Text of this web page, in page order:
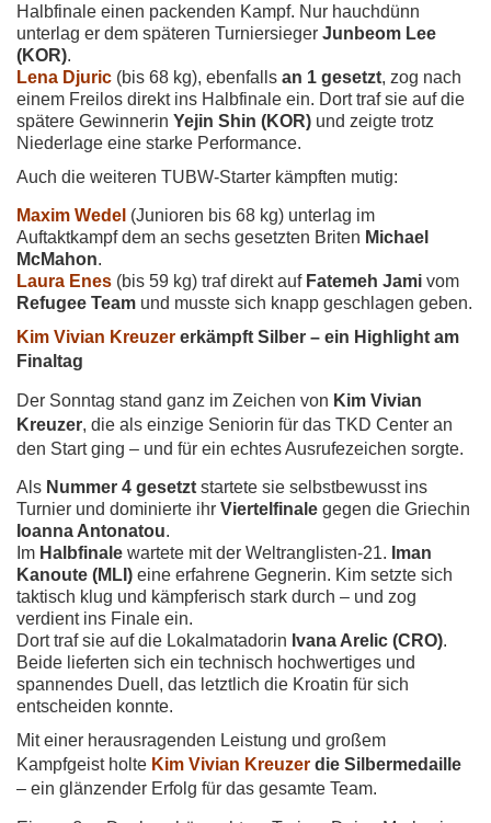
Halbfinale einen packenden Kampf. Nur hauchdünn
unterlag er dem späteren Turniersieger Junbeom Lee
(KOR).
Lena Djuric (bis 68 kg), ebenfalls an 1 gesetzt, zog nach
einem Freilos direkt ins Halbfinale ein. Dort traf sie auf die
spätere Gewinnerin Yejin Shin (KOR) und zeigte trotz
Niederlage eine starke Performance.
Auch die weiteren TUBW-Starter kämpften mutig:
Maxim Wedel (Junioren bis 68 kg) unterlag im
Auftaktkampf dem an sechs gesetzten Briten Michael
McMahon.
Laura Enes (bis 59 kg) traf direkt auf Fatemeh Jami vom
Refugee Team und musste sich knapp geschlagen geben.
Kim Vivian Kreuzer erkämpft Silber – ein Highlight am
Finaltag
Der Sonntag stand ganz im Zeichen von Kim Vivian
Kreuzer, die als einzige Seniorin für das TKD Center an
den Start ging – und für ein echtes Ausrufezeichen sorgte.
Als Nummer 4 gesetzt startete sie selbstbewusst ins
Turnier und dominierte ihr Viertelfinale gegen die Griechin
Ioanna Antonatou.
Im Halbfinale wartete mit der Weltranglisten-21. Iman
Kanoute (MLI) eine erfahrene Gegnerin. Kim setzte sich
taktisch klug und kämpferisch stark durch – und zog
verdient ins Finale ein.
Dort traf sie auf die Lokalmatadorin Ivana Arelic (CRO).
Beide lieferten sich ein technisch hochwertiges und
spannendes Duell, das letztlich die Kroatin für sich
entscheiden konnte.
Mit einer herausragenden Leistung und großem
Kampfgeist holte Kim Vivian Kreuzer die Silbermedaille
– ein glänzender Erfolg für das gesamte Team.